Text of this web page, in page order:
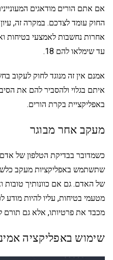
אם אתם הורים מודאגים
החוק עומד לצדכם. במקרה זה,
אחרות נחשבות לאמצעי בטיחות
עד שימלאו להם 18.
אמנם אין זה מנוגד לחוק לעקוב
איתם בגלוי ולהסביר להם את
באפליקציית בקרת הורים.
מעקב אחר מבוגר
כשמדובר בבדיקת הטלפון של
שתשתמש באפליקציות מעקב
של האדם. גם אם כוונותיך טובות
מטעמי בטיחות, עליו להיות
מכבד את פרטיותו, אלא גם תורם
שימוש באפליקציה